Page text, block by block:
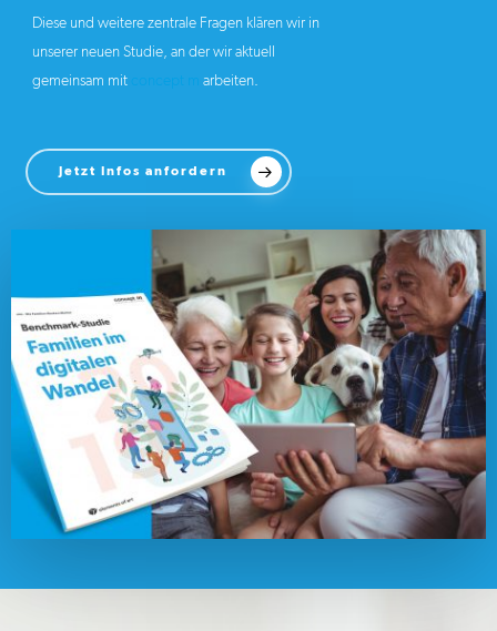
Diese und weitere zentrale Fragen klären wir in
unserer neuen Studie, an der wir aktuell
gemeinsam mit concept m arbeiten.
Jetzt Infos anfordern